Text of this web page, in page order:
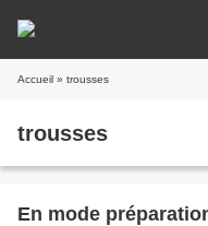
Accueil » trousses
trousses
En mode